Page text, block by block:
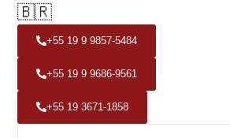
🇧🇷
+55 19 9 9857-5484
+55 19 9 9686-9561
+55 19 3671-1858